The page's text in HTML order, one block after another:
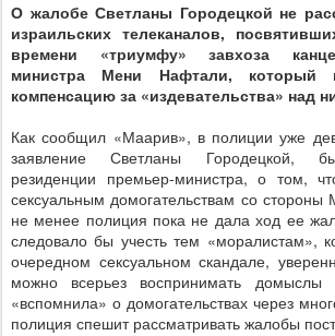
О жалобе Светланы Городецкой не
израильских телеканалов,
времени «триумфу» завхоза
министра Мени Нафтали, который
компенсацию за «издевательства» над
Как сообщил «Маарив», в полиции уже
заявление Светланы Городецкой,
резиденции премьер-министра, о том,
сексуальным домогательствам со
не менее полиция пока не дала ход ее
следовало бы учесть тем «моралистам»,
очередном сексуальном скандале,
можно всерьез воспринимать домыслы
«вспомнила» о домогательствах через
полиция спешит рассматривать жалобы